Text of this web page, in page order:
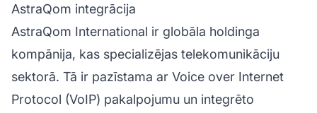
AstraQom integrācija
AstraQom International ir globāla holdinga
kompānija, kas specializējas telekomunikāciju
sektorā. Tā ir pazīstama ar Voice over Internet
Protocol (VoIP) pakalpojumu un integrēto